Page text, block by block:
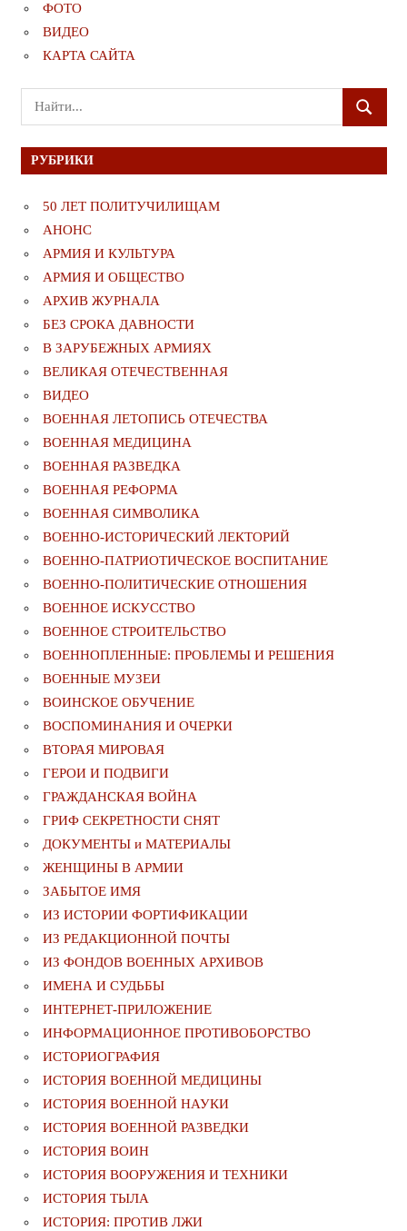
ФОТО
ВИДЕО
КАРТА САЙТА
Поиск
для:
ПОИСК
РУБРИКИ
50 ЛЕТ ПОЛИТУЧИЛИЩАМ
АНОНС
АРМИЯ И КУЛЬТУРА
АРМИЯ И ОБЩЕСТВО
АРХИВ ЖУРНАЛА
БЕЗ СРОКА ДАВНОСТИ
В ЗАРУБЕЖНЫХ АРМИЯХ
ВЕЛИКАЯ ОТЕЧЕСТВЕННАЯ
ВИДЕО
ВОЕННАЯ ЛЕТОПИСЬ ОТЕЧЕСТВА
ВОЕННАЯ МЕДИЦИНА
ВОЕННАЯ РАЗВЕДКА
ВОЕННАЯ РЕФОРМА
ВОЕННАЯ СИМВОЛИКА
ВОЕННО-ИСТОРИЧЕСКИЙ ЛЕКТОРИЙ
ВОЕННО-ПАТРИОТИЧЕСКОЕ ВОСПИТАНИЕ
ВОЕННО-ПОЛИТИЧЕСКИE ОТНОШЕНИЯ
ВОЕННОЕ ИСКУССТВО
ВОЕННОЕ СТРОИТЕЛЬСТВО
ВОЕННОПЛЕННЫЕ: ПРОБЛЕМЫ И РЕШЕНИЯ
ВОЕННЫЕ МУЗЕИ
ВОИНСКОЕ ОБУЧЕНИЕ
ВОСПОМИНАНИЯ И ОЧЕРКИ
ВТОРАЯ МИРОВАЯ
ГЕРОИ И ПОДВИГИ
ГРАЖДАНСКАЯ ВОЙНА
ГРИФ СЕКРЕТНОСТИ СНЯТ
ДОКУМЕНТЫ и МАТЕРИАЛЫ
ЖЕНЩИНЫ В АРМИИ
ЗАБЫТОЕ ИМЯ
ИЗ ИСТОРИИ ФОРТИФИКАЦИИ
ИЗ РЕДАКЦИОННОЙ ПОЧТЫ
ИЗ ФОНДОВ ВОЕННЫХ АРХИВОВ
ИМЕНА И СУДЬБЫ
ИНТЕРНЕТ-ПРИЛОЖЕНИЕ
ИНФОРМАЦИОННОЕ ПРОТИВОБОРСТВО
ИСТОРИОГРАФИЯ
ИСТОРИЯ ВОЕННОЙ МЕДИЦИНЫ
ИСТОРИЯ ВОЕННОЙ НАУКИ
ИСТОРИЯ ВОЕННОЙ РАЗВЕДКИ
ИСТОРИЯ ВОИН
ИСТОРИЯ ВООРУЖЕНИЯ И ТЕХНИКИ
ИСТОРИЯ ТЫЛА
ИСТОРИЯ: ПРОТИВ ЛЖИ